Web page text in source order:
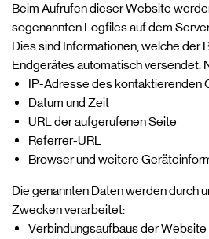
Beim Aufrufen dieser Website
sogenannten Logfiles auf dem
Dies sind Informationen, welche der
Endgerätes automatisch versendet.
IP-Adresse des kontaktierenden
Datum und Zeit
URL der aufgerufenen Seite
Referrer-URL
Browser und weitere
Die genannten Daten werden durch
Zwecken verarbeitet:
Verbindungsaufbaus der Website